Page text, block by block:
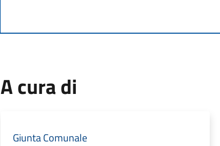
A cura di
Giunta Comunale